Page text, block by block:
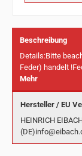
Beschreibung
Details:Bitte
Feder) handelt
Mehr
Hersteller / EU
HEINRICH